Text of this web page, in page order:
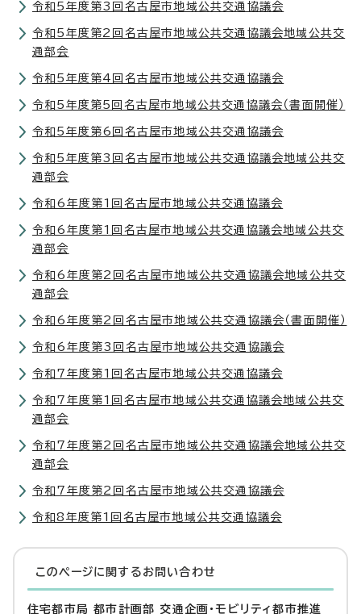
令和5年度第3回名古屋市地域公共交通協議会
令和5年度第2回名古屋市地域公共交通協議会地域公共交
通部会
令和5年度第4回名古屋市地域公共交通協議会
令和5年度第5回名古屋市地域公共交通協議会（書面開催）
令和5年度第6回名古屋市地域公共交通協議会
令和5年度第3回名古屋市地域公共交通協議会地域公共交
通部会
令和6年度第1回名古屋市地域公共交通協議会
令和6年度第1回名古屋市地域公共交通協議会地域公共交
通部会
令和6年度第2回名古屋市地域公共交通協議会地域公共交
通部会
令和6年度第2回名古屋市地域公共交通協議会（書面開催）
令和6年度第3回名古屋市地域公共交通協議会
令和7年度第1回名古屋市地域公共交通協議会
令和7年度第1回名古屋市地域公共交通協議会地域公共交
通部会
令和7年度第2回名古屋市地域公共交通協議会地域公共交
通部会
令和7年度第2回名古屋市地域公共交通協議会
令和8年度第1回名古屋市地域公共交通協議会
このページに関する お問い合わせ
住宅都市局 都市計画部 交通企画・モビリティ都市推進